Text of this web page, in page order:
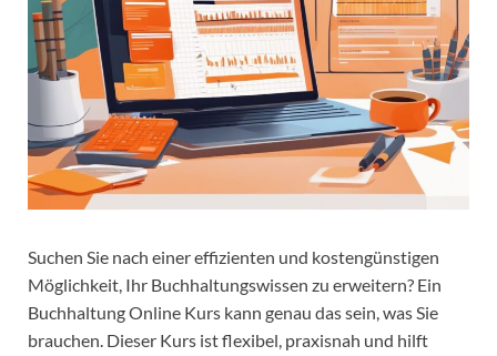
Suchen Sie nach einer effizienten und kostengünstigen
Möglichkeit, Ihr Buchhaltungswissen zu erweitern? Ein
Buchhaltung Online Kurs kann genau das sein, was Sie
brauchen. Dieser Kurs ist flexibel, praxisnah und hilft